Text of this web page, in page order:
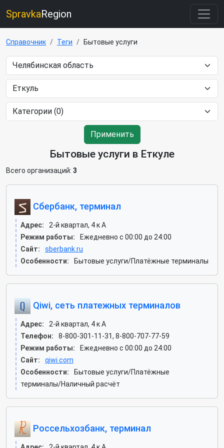
SpravkaRegion
Справочник Теги Бытовые услуги
Применить
Бытовые услуги в Еткуле
Всего организаций: 3
Сбербанк, терминал
Адрес:
2-й квартал, 4 к А
Режим работы:
Ежедневно с 00:00 до 24:00
Сайт:
sberbank.ru
Особенности:
Бытовые услуги/Платёжные терминалы
Qiwi, сеть платежных терминалов
Адрес:
2-й квартал, 4 к А
Телефон:
8-800-301-11-31, 8-800-707-77-59
Режим работы:
Ежедневно с 00:00 до 24:00
Сайт:
qiwi.com
Особенности:
Бытовые услуги/Платёжные
терминалы/Наличный расчёт
Россельхозбанк, терминал